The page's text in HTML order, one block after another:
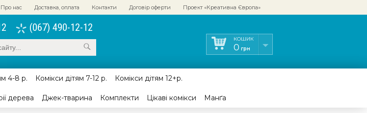
Про нас Доставка, оплата Контакти Договір оферти Проект «Креативна Європа»
(067) 490-12-12
4-8 р. Комікси дітям 7-12 р. Комікси дітям 12+р.
дерева Джек-тварина Комплекти Цікаві комікси Манґа
КОШИК
0 грн